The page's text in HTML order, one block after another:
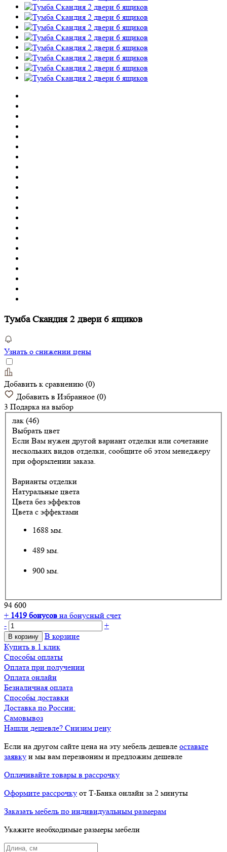
Тумба Скандия 2 двери 6 ящиков
Узнать о снижении цены
Добавить к сравнению (0)
Добавить в Избранное (0)
3 Подарка на выбор
лак (46)
Выбрать цвет
Если Вам нужен другой вариант отделки или сочетание
нескольких видов отделки, сообщите об этом менеджеру
при оформлении заказа.
Варианты отделки
Натуральные цвета
Цвета без эффектов
Цвета с эффектами
1688 мм.
489 мм.
900 мм.
94 600
+ 1419 бонусов на бонусный счет
-
+
В корзину
В корзине
Купить в 1 клик
Способы оплаты
Оплата при получении
Оплата онлайн
Безналичная оплата
Способы доставки
Доставка по России:
Самовывоз
Нашли дешевле? Снизим цену
Если на другом сайте цена на эту мебель дешевле оставьте
заявку и мы вам перезвоним и предложим дешевле
Оплачивайте товары в рассрочку
Оформите рассрочку от Т-Банка онлайн за 2 минуты
Заказать мебель по индивидуальным размерам
Укажите необходимые размеры мебели